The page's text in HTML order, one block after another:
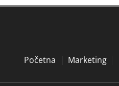
Početna Marketing